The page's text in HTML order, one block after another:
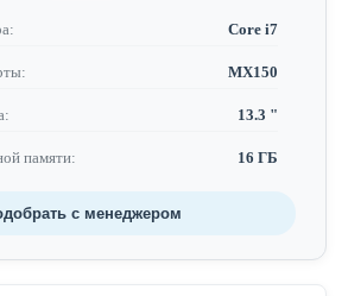
Core i7
MX150
13.3 "
памяти: 16 ГБ
с менеджером